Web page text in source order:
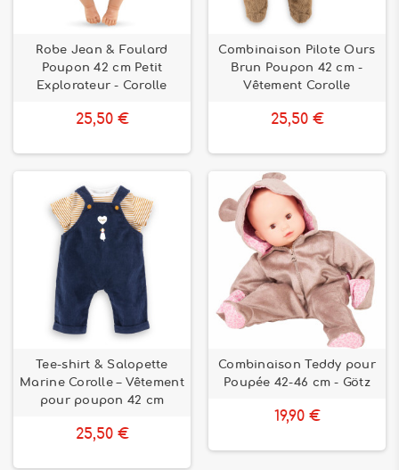
Robe Jean & Foulard
Poupon 42 cm Petit
Explorateur - Corolle
25,50 €
Combinaison Pilote Ours
Brun Poupon 42 cm -
Vêtement Corolle
25,50 €
Tee-shirt & Salopette
Marine Corolle – Vêtement
pour poupon 42 cm
25,50 €
Combinaison Teddy pour
Poupée 42-46 cm - Götz
19,90 €